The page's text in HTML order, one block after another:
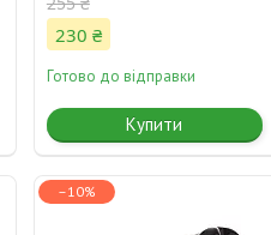
230 ₴
Готово до відправки
Купити
–10%